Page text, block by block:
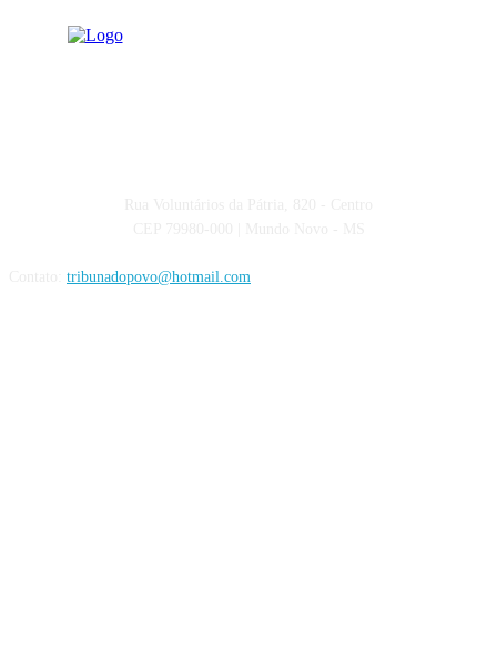
tribunadopovo@hotmail.com